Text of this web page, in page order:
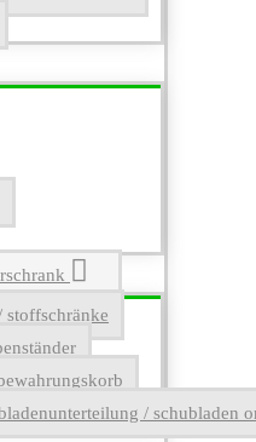
stoffschränke
/ schubladen